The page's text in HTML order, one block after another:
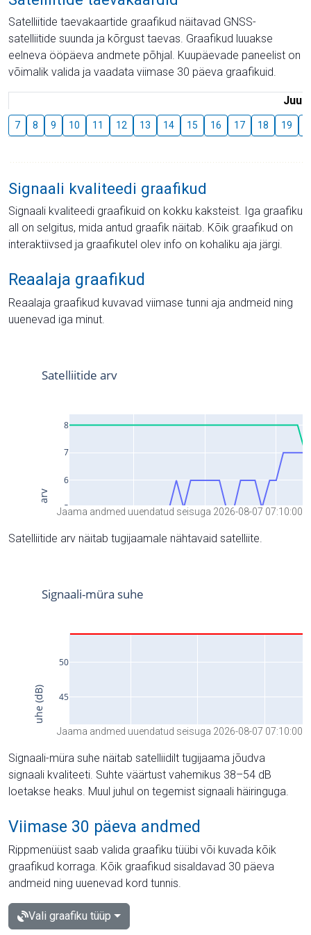
Satelliitide taevakaartide graafikud näitavad GNSS-
satelliitide suunda ja kõrgust taevas. Graafikud luuakse
eelneva ööpäeva andmete põhjal. Kuupäevade paneelist on
võimalik valida ja vaadata viimase 30 päeva graafikuid.
Juuli
7 8 9 10 11 12 13 14 15 16 17 18 19
Signaali kvaliteedi graafikud
Signaali kvaliteedi graafikuid on kokku kaksteist. Iga graafiku
all on selgitus, mida antud graafik näitab. Kõik graafikud on
interaktiivsed ja graafikutel olev info on kohaliku aja järgi.
Reaalaja graafikud
Reaalaja graafikud kuvavad viimase tunni aja andmeid ning
uuenevad iga minut.
Jaama andmed uuendatud seisuga 2026-08-07 07:10:00
Satelliitide arv näitab tugijaamale nähtavaid satelliite.
Jaama andmed uuendatud seisuga 2026-08-07 07:10:00
Signaali-müra suhe näitab satelliidilt tugijaama jõudva
signaali kvaliteeti. Suhte väärtust vahemikus 38–54 dB
loetakse heaks. Muul juhul on tegemist signaali häiringuga.
Viimase 30 päeva andmed
Rippmenüüst saab valida graafiku tüübi või kuvada kõik
graafikud korraga. Kõik graafikud sisaldavad 30 päeva
andmeid ning uuenevad kord tunnis.
Vali graafiku tüüp